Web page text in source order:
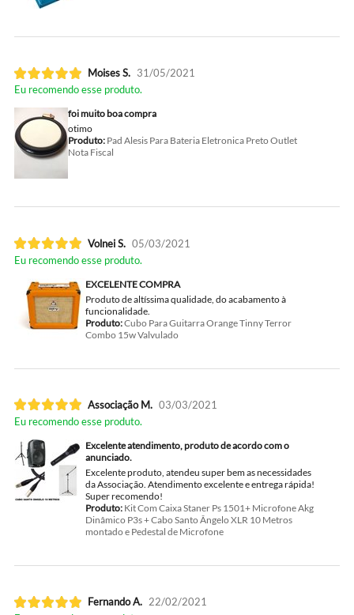
Moises S. 31/05/2021
Eu recomendo esse produto.
foi muito boa compra
otimo
Produto:Pad Alesis Para Bateria Eletronica Preto Outlet
Nota Fiscal
Volnei S. 05/03/2021
Eu recomendo esse produto.
EXCELENTE COMPRA
Produto de altíssima qualidade, do acabamento à
funcionalidade.
Produto:Cubo Para Guitarra Orange Tinny Terror
Combo 15w Valvulado
Associação M. 03/03/2021
Eu recomendo esse produto.
Excelente atendimento, produto de acordo com o
anunciado.
Excelente produto, atendeu super bem as necessidades
da Associação. Atendimento excelente e entrega rápida!
Super recomendo!
Produto:Kit Com Caixa Staner Ps 1501+ Microfone Akg
Dinâmico P3s + Cabo Santo Ângelo XLR 10 Metros
montado e Pedestal de Microfone
Fernando A. 22/02/2021